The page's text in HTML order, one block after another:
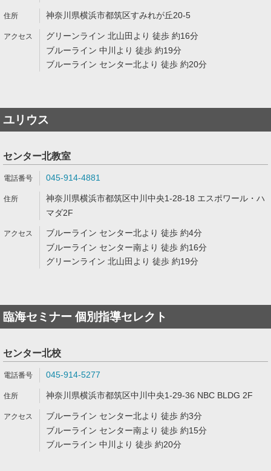
神奈川県横浜市都筑区すみれが丘20-5
グリーンライン 北山田より 徒歩 約16分
ブルーライン 中川より 徒歩 約19分
ブルーライン センター北より 徒歩 約20分
ユリウス
センター北教室
045-914-4881
神奈川県横浜市都筑区中川中央1-28-18 エスポワール・ハ
マダ2F
ブルーライン センター北より 徒歩 約4分
ブルーライン センター南より 徒歩 約16分
グリーンライン 北山田より 徒歩 約19分
臨海セミナー 個別指導セレクト
センター北校
045-914-5277
神奈川県横浜市都筑区中川中央1-29-36 NBC BLDG 2F
ブルーライン センター北より 徒歩 約3分
ブルーライン センター南より 徒歩 約15分
ブルーライン 中川より 徒歩 約20分